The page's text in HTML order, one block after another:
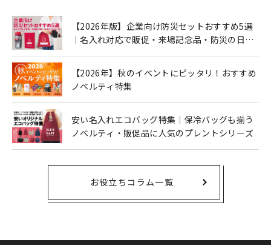
【2026年版】企業向け防災セットおすすめ5選
｜名入れ対応で販促・来場記念品・防災の日に
【2026年】秋のイベントにピッタリ！おすすめ
ノベルティ特集
安い名入れエコバッグ特集｜保冷バッグも揃う
ノベルティ・販促品に人気のプレントシリーズ
お役立ちコラム一覧